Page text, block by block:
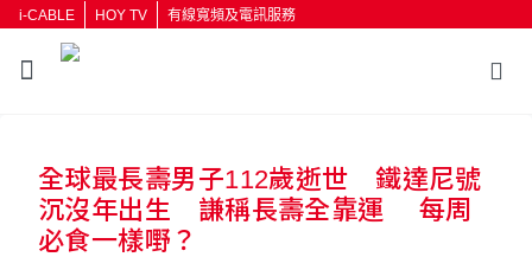
i-CABLE HOY TV 有線寬頻及電訊服務
按輸入鍵開始搜尋
全球最長壽男子112歲逝世 鐵達尼號
沉沒年出生 謙稱長壽全靠運 每周
必食一樣嘢？